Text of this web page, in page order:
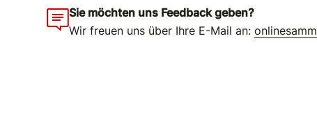
Sie möchten uns Feedback geben?
Wir freuen uns über Ihre E-Mail an: